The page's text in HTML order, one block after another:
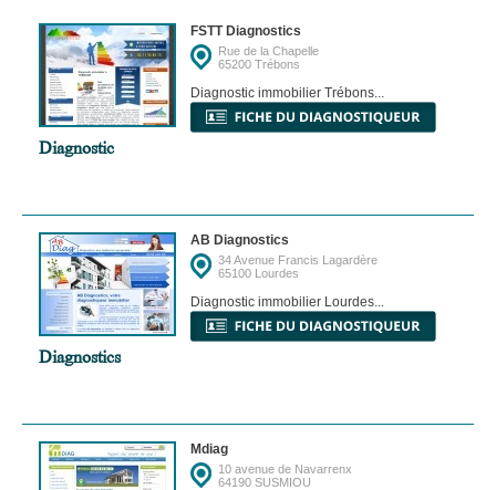
FSTT Diagnostics
Rue de la Chapelle
65200 Trébons
Diagnostic immobilier Trébons...
Diagnostic
AB Diagnostics
34 Avenue Francis Lagardère
65100 Lourdes
Diagnostic immobilier Lourdes...
Diagnostics
Mdiag
10 avenue de Navarrenx
64190 SUSMIOU